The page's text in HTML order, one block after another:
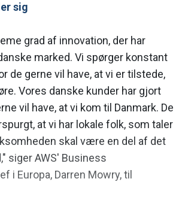
sig
grad af innovation, der har
marked. Vi spørger konstant
de gerne vil have, at vi er tilstede,
Vores danske kunder har gjort
vil have, at vi kom til Danmark. De
at vi har lokale folk, som taler
skal være en del af det
siger AWS' Business
i Europa, Darren Mowry, til